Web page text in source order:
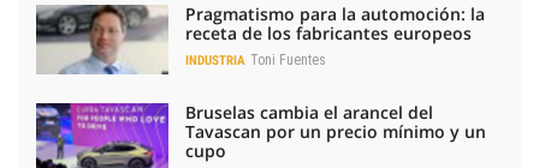
Pragmatismo para la automoción: la
receta de los fabricantes europeos
INDUSTRIA Toni Fuentes
Bruselas cambia el arancel del
Tavascan por un precio mínimo y un
cupo